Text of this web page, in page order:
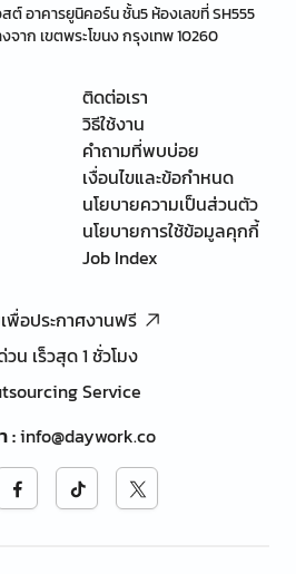
สต์ อาคารยูนิคอร์น ชั้น5 ห้องเลขที่ SH555
าก เขตพระโขนง กรุงเทพ 10260
ติดต่อเรา
วิธีใช้งาน
คำถามที่พบบ่อย
เงื่อนไขและข้อกำหนด
นโยบายความเป็นส่วนตัว
นโยบายการใช้ข้อมูลคุกกี้
Job Index
พื่อประกาศงานฟรี
น เร็วสุด 1 ชั่วโมง
Service
:info@daywork.co